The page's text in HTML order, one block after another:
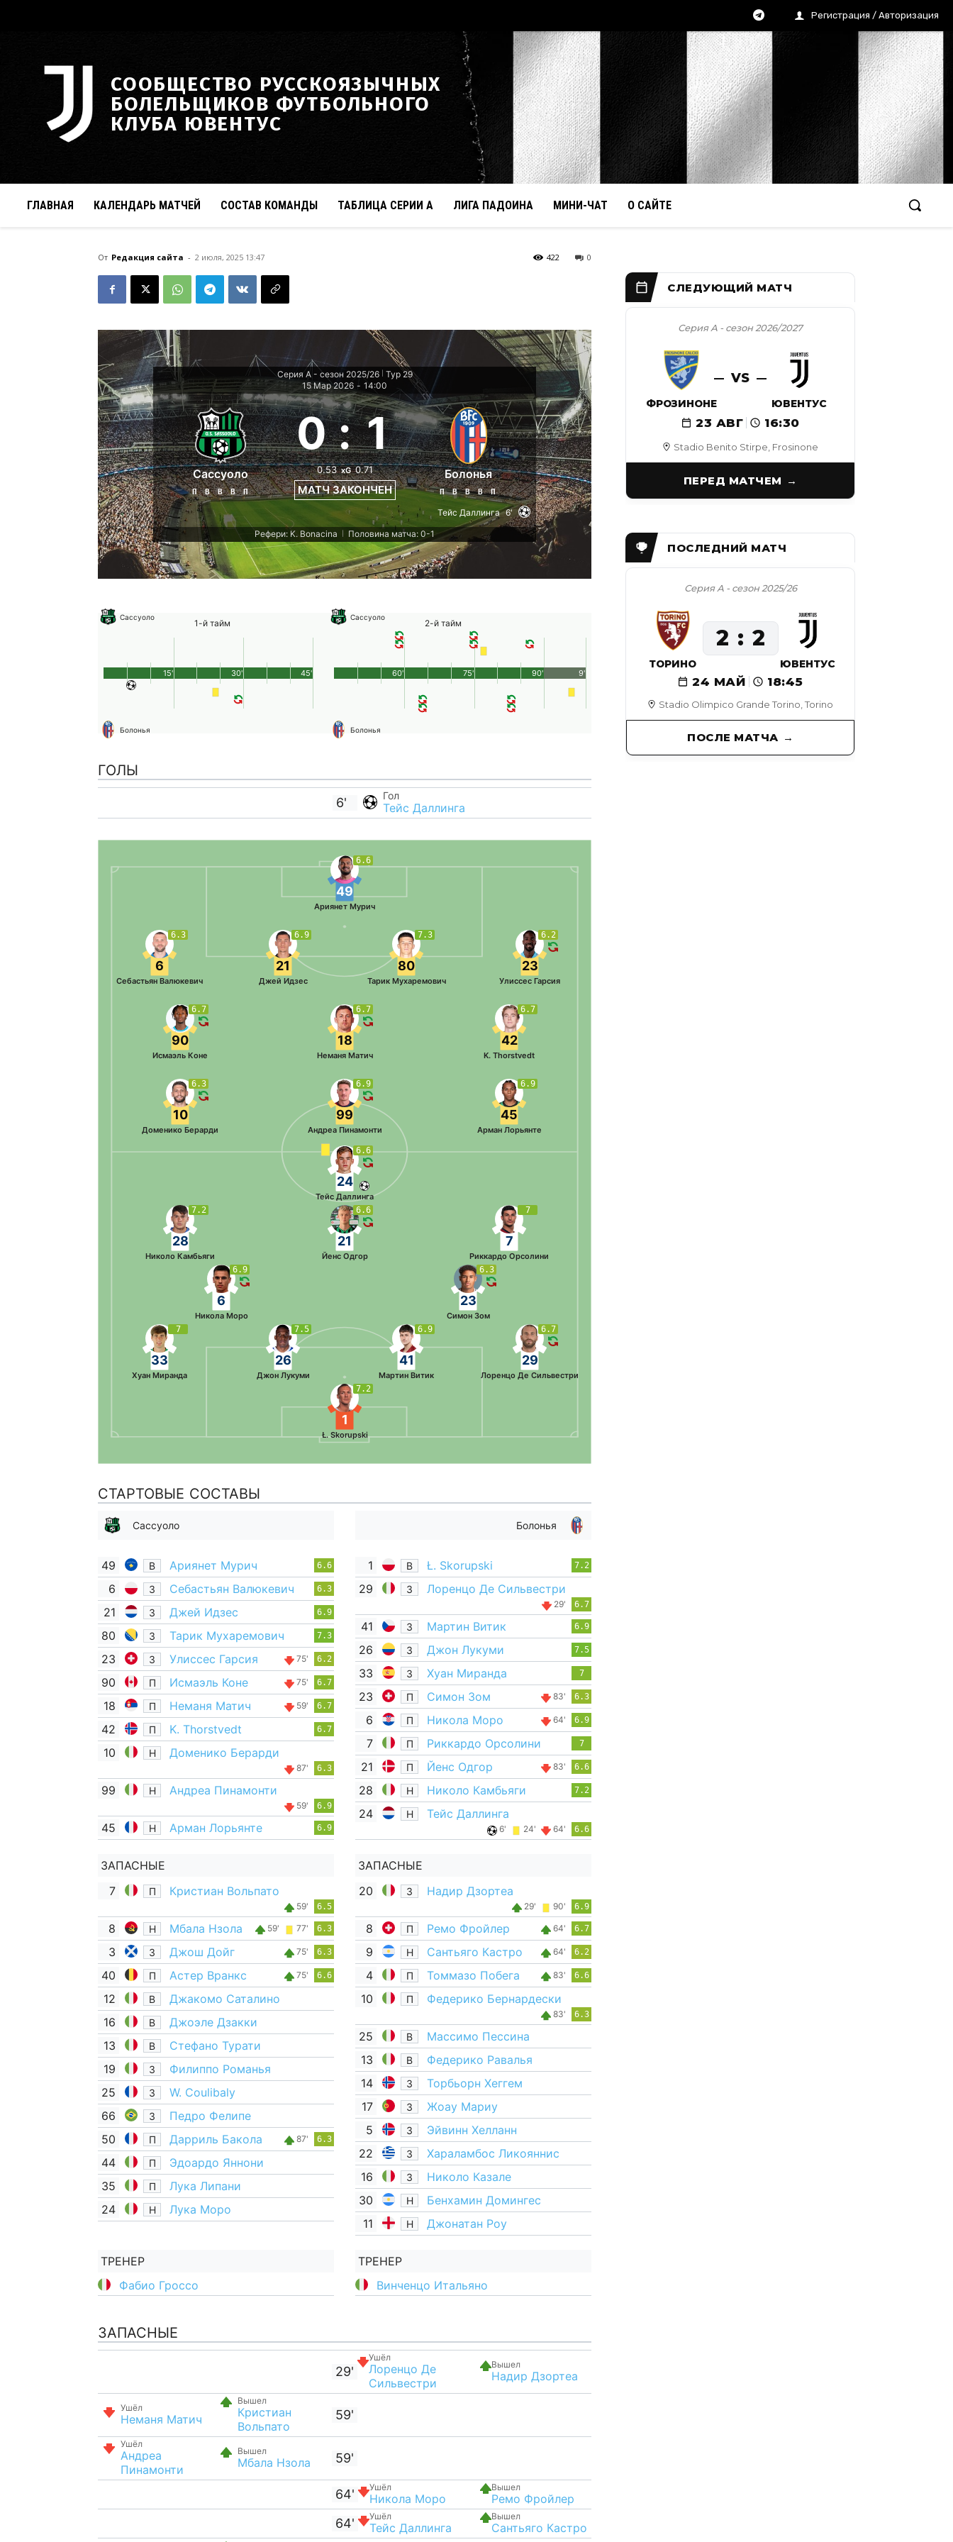
Регистрация / Авторизация
СООБЩЕСТВО РУССКОЯЗЫЧНЫХ
БОЛЕЛЬЩИКОВ ФУТБОЛЬНОГО
КЛУБА ЮВЕНТУС
ГЛАВНАЯ КАЛЕНДАРЬ МАТЧЕЙ СОСТАВ КОМАНДЫ ТАБЛИЦА СЕРИИ А ЛИГА ПАДОИНА МИНИ-ЧАТ О САЙТЕ
От Редакция сайта - 2 июля, 2025 13:47 0
422
Серия А - сезон 2025/26
Тур 29
15 Мар 2026 - 14:00
Сассуоло
П В В В П
0 : 1
0.53 xG 0.71
МАТЧ ЗАКОНЧЕН
Болонья
П В В В П
Тейс Даллинга 6'
Рефери: K. Bonacina
Половина матча: 0-1
Сассуоло
1-й тайм
Болонья
45'
15' 30'
Сассуоло
2-й тайм
Болонья
90'
60' 75' 9'
ГОЛЫ
6' Гол
Тейс Даллинга
6.6
49
Ариянет Мурич
6.2
23
Улиссес Гарсия
7.3
80
Тарик Мухаремович
6.9
21
Джей Идзес
6.3
6
Себастьян Валюкевич
6.7
42
K. Thorstvedt
6.7
18
Неманя Матич
6.7
90
Исмаэль Коне
6.9
45
Арман Лорьянте
6.9
99
Андреа Пинамонти
6.3
10
Доменико Берарди
7.2
1
Ł. Skorupski
7
33
Хуан Миранда
7.5
26
Джон Лукуми
6.9
41
Мартин Витик
6.7
29
Лоренцо Де Сильвестри
6.9
6
Никола Моро
6.3
23
Симон Зом
7.2
28
Николо Камбьяги
6.6
21
Йенс Одгор
7
7
Риккардо Орсолини
6.6
24
Тейс Даллинга
СТАРТОВЫЕ СОСТАВЫ
Сассуоло
49 В Ариянет Мурич 6.6
6 З Себастьян Валюкевич 6.3
21 З Джей Идзес 6.9
80 З Тарик Мухаремович 7.3
23 З Улиссес Гарсия 75' 6.2
90 П Исмаэль Коне 75' 6.7
18 П Неманя Матич 59' 6.7
42 П K. Thorstvedt 6.7
10 Н Доменико Берарди
87' 6.3
99 Н Андреа Пинамонти
59' 6.9
45 Н Арман Лорьянте 6.9
ЗАПАСНЫЕ
7
П Кристиан Вольпато
59' 6.5
8 Н Мбала Нзола 59' 77' 6.3
3 З Джош Дойг 75' 6.3
40 П Астер Вранкс 75' 6.6
12 В
Джакомо Саталино
16
В
Джоэле Дзакки
13
В
Стефано Турати
19
З
Филиппо Романья
25
З
W. Coulibaly
66
З
Педро Фелипе
50
П Дарриль Бакола 87' 6.3
44 П
Эдоардо Яннони
35
П
Лука Липани
24
Н Лука Моро
ТРЕНЕР
Фабио Гроссо
Болонья
1 В Ł. Skorupski 7.2
29 З Лоренцо Де Сильвестри
29' 6.7
41 З Мартин Витик 6.9
26 З Джон Лукуми 7.5
33 З Хуан Миранда 7
23 П Симон Зом 83' 6.3
6 П Никола Моро 64' 6.9
7 П Риккардо Орсолини 7
21 П Йенс Одгор 83' 6.6
28 Н Николо Камбьяги 7.2
24 Н Тейс Даллинга
6' 24' 64' 6.6
ЗАПАСНЫЕ
20
З Надир Дзортеа
29' 90' 6.9
8 П Ремо Фройлер 64' 6.7
9 Н Сантьяго Кастро 64' 6.2
4 П Томмазо Побега 83' 6.6
10 П Федерико Бернардески
83' 6.3
25 В
Массимо Пессина
13
В
Федерико Равалья
14
З
Торбьорн Хеггем
17
З
Жоау Мариу
5
З
Эйвинн Хелланн
22
З
Хараламбос Ликояннис
16
З
Николо Казале
30
Н
Бенхамин Домингес
11
Н Джонатан Роу
ТРЕНЕР
Винченцо Итальяно
ЗАПАСНЫЕ
29'
Ушёл
Лоренцо Де
Сильвестри
Вышел
Надир Дзортеа
Ушёл
Неманя Матич
Вышел
Кристиан
Вольпато
59'
Ушёл
Андреа
Пинамонти
Вышел
Мбала Нзола 59'
64' Ушёл
Никола Моро
Вышел
Ремо Фройлер
64' Ушёл
Тейс Даллинга
Вышел
Сантьяго Кастро
Stadio Benito Stirpe, Frosinone
Серия А - сезон 2026/2027
ФРОЗИНОНЕ
VS
ЮВЕНТУС
23 АВГ 16:30
ПЕРЕД МАТЧЕМ
Stadio Olimpico Grande Torino, Torino
Серия А - сезон 2025/26
24 МАЙ 18:45
ТОРИНО
2 2
ЮВЕНТУС
ПОСЛЕ МАТЧА